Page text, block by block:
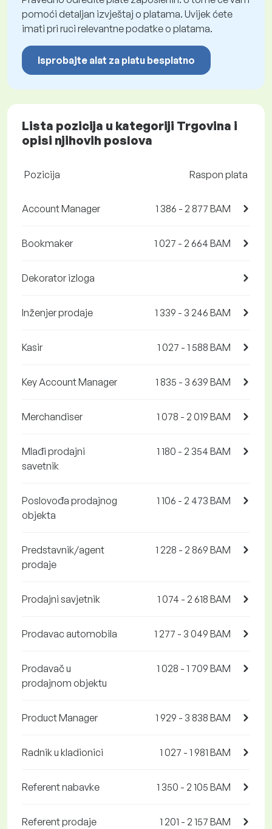
pomoći detaljan izvještaj o platama. Uvijek ćete
imati pri ruci relevantne podatke o platama.
Isprobajte alat za platu besplatno
Lista pozicija u kategoriji Trgovina i
opisi njihovih poslova
Pozicija Raspon plata
Account Manager 1 386 - 2 877 BAM
Bookmaker 1 027 - 2 664 BAM
Dekorator izloga
Inženjer prodaje 1 339 - 3 246 BAM
Kasir 1 027 - 1 588 BAM
Key Account Manager 1 835 - 3 639 BAM
Merchandiser 1 078 - 2 019 BAM
Mlađi prodajni
savetnik
1 180 - 2 354 BAM
Poslovođa prodajnog
objekta
1 106 - 2 473 BAM
Predstavnik/agent
prodaje
1 228 - 2 869 BAM
Prodajni savjetnik 1 074 - 2 618 BAM
Prodavac automobila 1 277 - 3 049 BAM
Prodavač u
prodajnom objektu
1 028 - 1 709 BAM
Product Manager 1 929 - 3 838 BAM
Radnik u kladionici 1 027 - 1 981 BAM
Referent nabavke 1 350 - 2 105 BAM
Referent prodaje 1 201 - 2 157 BAM